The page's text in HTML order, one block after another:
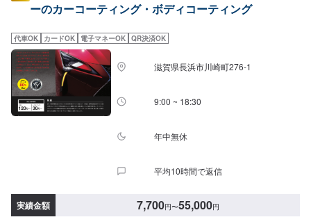
ーのカーコーティング・ボディコーティング
代車OK カードOK 電子マネーOK QR決済OK
滋賀県長浜市川崎町276-1
9:00 ~ 18:30
年中無休
平均10時間で返信
実績金額 7,700円〜55,000円